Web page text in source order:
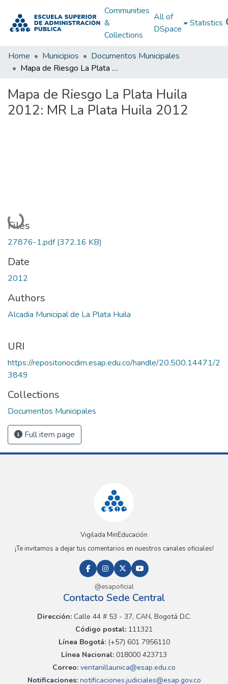
Communities
&
Collections
All of
DSpace
Statistics
Home Municipios
Documentos Municipales
Mapa de Riesgo La Plata Huila 2012: MR La Plata Huila 2012
Mapa de Riesgo La Plata Huila
2012: MR La Plata Huila 2012
Loading...
Files
27876-1.pdf(372.16 KB)
Date
2012
Authors
Alcadia Municipal de La Plata Huila
URI
https://repositoriocdim.esap.edu.co/handle/20.500.14471/2
3849
Collections
Documentos Municipales
Full item page
Vigilada MinEducación
¡Te invitamos a dejar tus comentarios en nuestros canales oficiales!
@esapoficial
Contacto Sede Central
Dirección:Calle 44 # 53 - 37, CAN, Bogotá D.C.
Código postal: 111321
Línea Bogotá:(+57) 601 7956110
Línea Nacional: 018000 423713
Correo: ventanillaunica@esap.edu.co
Notificaciones:notificaciones.judiciales@esap.gov.co